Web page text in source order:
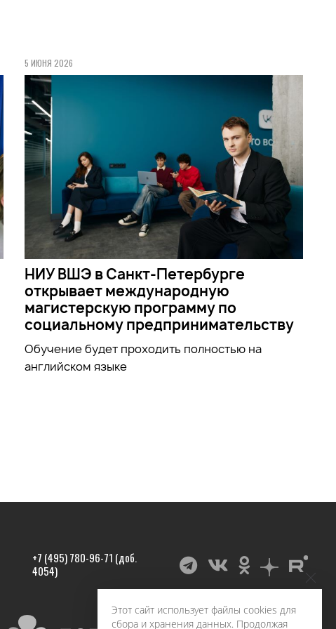
5 ИЮНЯ 2026
НИУ ВШЭ в Санкт-Петербурге
открывает международную
магистерскую программу по
социальному предпринимательству
Обучение будет проходить полностью на
английском языке
+7 (495) 780-96-71 (доб.
4054)
Этот сайт использует файлы cookies для
сбора и хранения данных. Продолжая